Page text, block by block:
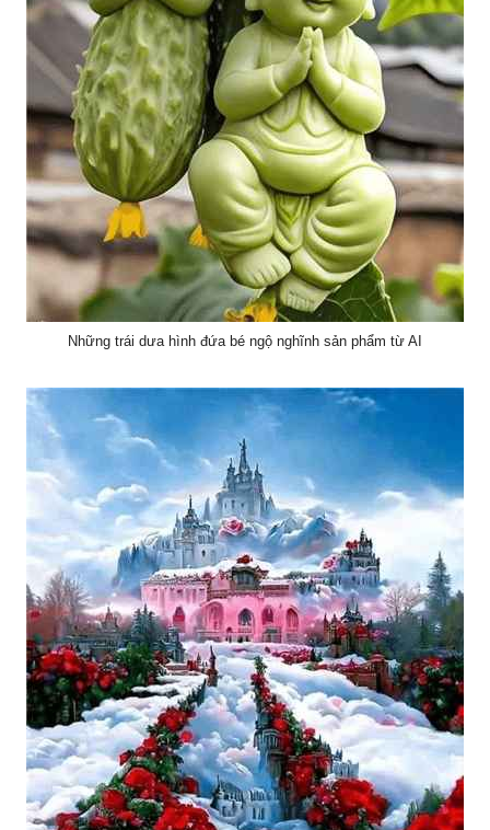
Những trái dưa hình đứa bé ngộ nghĩnh sản phẩm từ AI